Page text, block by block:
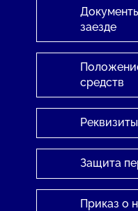
заезде
средств
Реквизиты
Защита
Приказ о